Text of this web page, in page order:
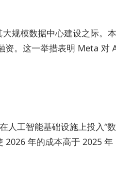
规模数据中心建设之际。
资。这一举措表明 Meta 对
人工智能基础设施上投入“
2026 年的成本高于 2025